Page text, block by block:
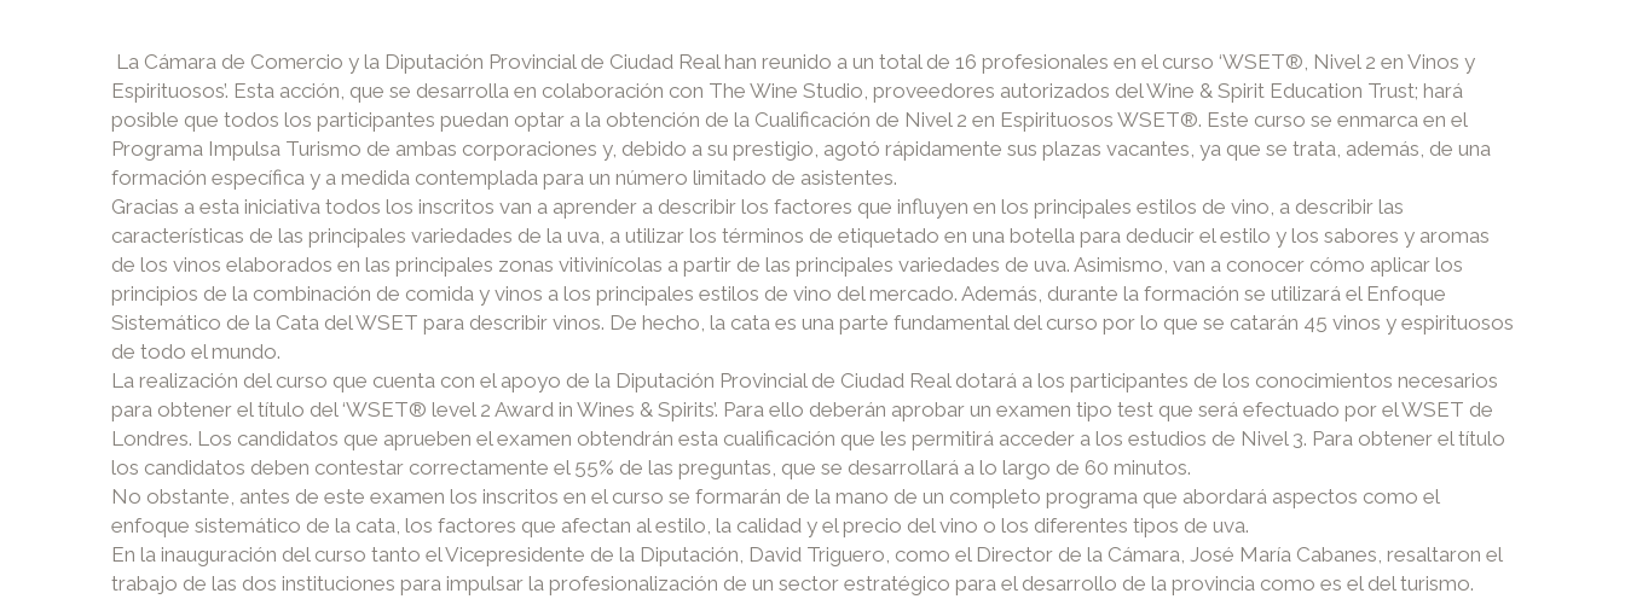
La Cámara de Comercio y la Diputación Provincial de Ciudad Real han reunido a un total de 16 profesionales en el curso ‘WSET®, Nivel 2 en Vinos y
Espirituosos’. Esta acción, que se desarrolla en colaboración con The Wine Studio, proveedores autorizados del Wine & Spirit Education Trust; hará
posible que todos los participantes puedan optar a la obtención de la Cualificación de Nivel 2 en Espirituosos WSET®. Este curso se enmarca en el
Programa Impulsa Turismo de ambas corporaciones y, debido a su prestigio, agotó rápidamente sus plazas vacantes, ya que se trata, además, de una
formación específica y a medida contemplada para un número limitado de asistentes.
Gracias a esta iniciativa todos los inscritos van a aprender a describir los factores que influyen en los principales estilos de vino, a describir las
características de las principales variedades de la uva, a utilizar los términos de etiquetado en una botella para deducir el estilo y los sabores y aromas
de los vinos elaborados en las principales zonas vitivinícolas a partir de las principales variedades de uva. Asimismo, van a conocer cómo aplicar los
principios de la combinación de comida y vinos a los principales estilos de vino del mercado. Además, durante la formación se utilizará el Enfoque
Sistemático de la Cata del WSET para describir vinos. De hecho, la cata es una parte fundamental del curso por lo que se catarán 45 vinos y espirituosos
de todo el mundo.
La realización del curso que cuenta con el apoyo de la Diputación Provincial de Ciudad Real dotará a los participantes de los conocimientos necesarios
para obtener el título del ‘WSET® level 2 Award in Wines & Spirits’. Para ello deberán aprobar un examen tipo test que será efectuado por el WSET de
Londres. Los candidatos que aprueben el examen obtendrán esta cualificación que les permitirá acceder a los estudios de Nivel 3. Para obtener el título
los candidatos deben contestar correctamente el 55% de las preguntas, que se desarrollará a lo largo de 60 minutos.
No obstante, antes de este examen los inscritos en el curso se formarán de la mano de un completo programa que abordará aspectos como el
enfoque sistemático de la cata, los factores que afectan al estilo, la calidad y el precio del vino o los diferentes tipos de uva.
En la inauguración del curso tanto el Vicepresidente de la Diputación, David Triguero, como el Director de la Cámara, José María Cabanes, resaltaron el
trabajo de las dos instituciones para impulsar la profesionalización de un sector estratégico para el desarrollo de la provincia como es el del turismo.